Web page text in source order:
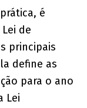
é
de
principais
define as
para o ano
Lei